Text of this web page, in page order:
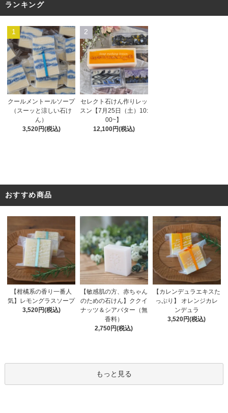
ランキング
1
クールメントールソープ
（スーッと涼しい石け
ん）
3,520円(税込)
2
セレクト石けん作りレッ
スン【7月25日（土）10:
00~】
12,100円(税込)
おすすめ商品
【柑橘系の香り一番人
気】レモングラスソープ
3,520円(税込)
【敏感肌の方、赤ちゃん
のための石けん】ククイ
ナッツ＆シアバター（無
香料）
2,750円(税込)
【カレンデュラエキスた
っぷり】 オレンジカレ
ンデュラ
3,520円(税込)
もっと見る